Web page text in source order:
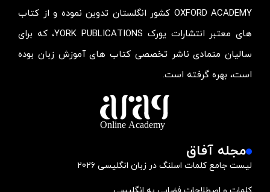
OXFORD ACADEMY کشور انگلستان تدوین نموده و از کتاب
های معتبر انتشارات یورک YORK PUBLICATIONS، که برای
سالیان متمادی ناشر تخصصی کتاب های آموزش زبان بوده
است، بهره گرفته است.
مجله آفاق
لیست جامع کلمات اسلنگ در زبان انگلیسی 2026